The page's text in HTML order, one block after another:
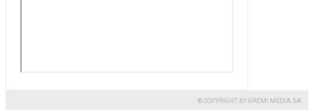
© COPYRIGHT BY GREMI MEDIA SA